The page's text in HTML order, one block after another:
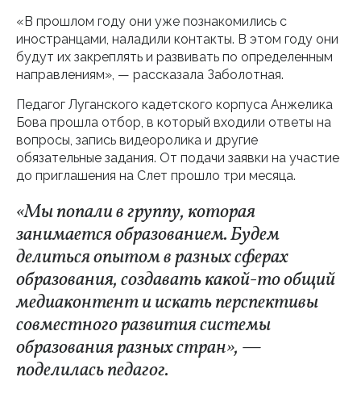
«В прошлом году они уже познакомились с
иностранцами, наладили контакты. В этом году они
будут их закреплять и развивать по определенным
направлениям», — рассказала Заболотная.
Педагог Луганского кадетского корпуса Анжелика
Бова прошла отбор, в который входили ответы на
вопросы, запись видеоролика и другие
обязательные задания. От подачи заявки на участие
до приглашения на Слет прошло три месяца.
«Мы попали в группу, которая
занимается образованием. Будем
делиться опытом в разных сферах
образования, создавать какой-то общий
медиаконтент и искать перспективы
совместного развития системы
образования разных стран», —
поделилась педагог.